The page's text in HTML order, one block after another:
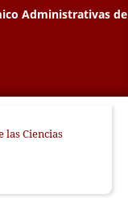
Administrativas
las Ciencias